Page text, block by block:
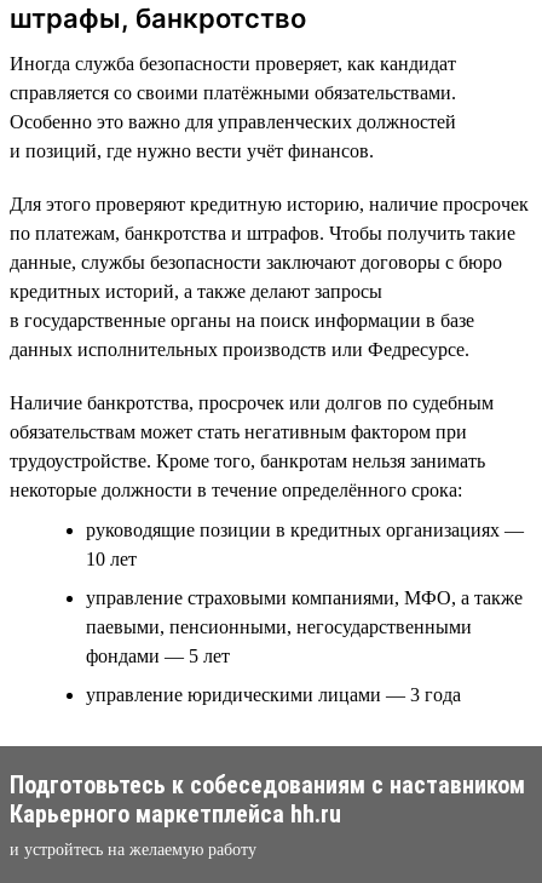
штрафы, банкротство
Иногда служба безопасности проверяет, как кандидат
справляется со своими платёжными обязательствами.
Особенно это важно для управленческих должностей
и позиций, где нужно вести учёт финансов.
Для этого проверяют кредитную историю, наличие просрочек
по платежам, банкротства и штрафов. Чтобы получить такие
данные, службы безопасности заключают договоры с бюро
кредитных историй, а также делают запросы
в государственные органы на поиск информации в базе
данных исполнительных производств или Федресурсе.
Наличие банкротства, просрочек или долгов по судебным
обязательствам может стать негативным фактором при
трудоустройстве. Кроме того, банкротам нельзя занимать
некоторые должности в течение определённого срока:
руководящие позиции в кредитных организациях —
10 лет
управление страховыми компаниями, МФО, а также
паевыми, пенсионными, негосударственными
фондами — 5 лет
управление юридическими лицами — 3 года
Подготовьтесь к собеседованиям с наставником
Карьерного маркетплейса hh.ru
и устройтесь на желаемую работу